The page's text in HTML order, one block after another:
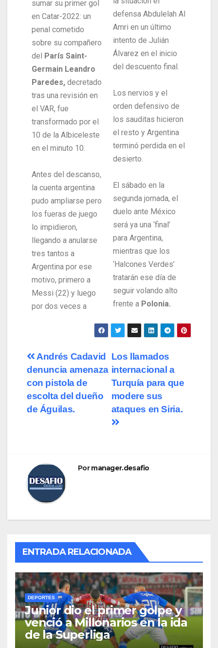
sumar su primer gol
en Catar-2022: un
penal cometido
sobre su compañero
del París Saint-
Germain Leandro
Paredes, decretado
tras una revisión en
el VAR, fue
transformado por el
10 de la Albiceleste
en el minuto 10.
Antes del descanso,
la cuenta argentina
pudo ampliarse pero
los fueras de juego
lo impidieron,
llegando a anularse
tres tantos a
Argentina por ese
motivo, primero a
Messi (22) y luego
por dos veces a
defensa Abdulelah Al
Amri en un último
intento de Julián
Álvarez en el inicio
del descuento final.
Los nervios y el
orden defensivo de
los sauditas hicieron
el resto y Argentina
terminó perdida en el
desierto.
El sábado en la
segunda jornada, el
duelo ante México
será ya una ‘final’
para Argentina,
mientras que los
‘Halcones Verdes’
tratarán ese día de
seguir volando alto
frente a Polonia.
Los llamados
internacional a
Turquía para que
modere sus
ataques en Siria.
Andrés Cadavid
denuncia amenaza
con pistola de
escolta del dueño
de Águilas.
Pormanager.desafio
ENTRADA RELACIONADA
DEPORTES
Junior dio el primer golpe y
venció a Millonarios en la ida
de la Superliga